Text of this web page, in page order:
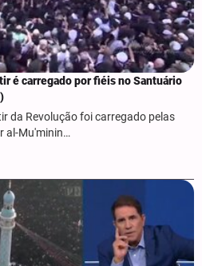
é carregado por fiéis no Santuário
da Revolução foi carregado pelas
al-Mu'minin…